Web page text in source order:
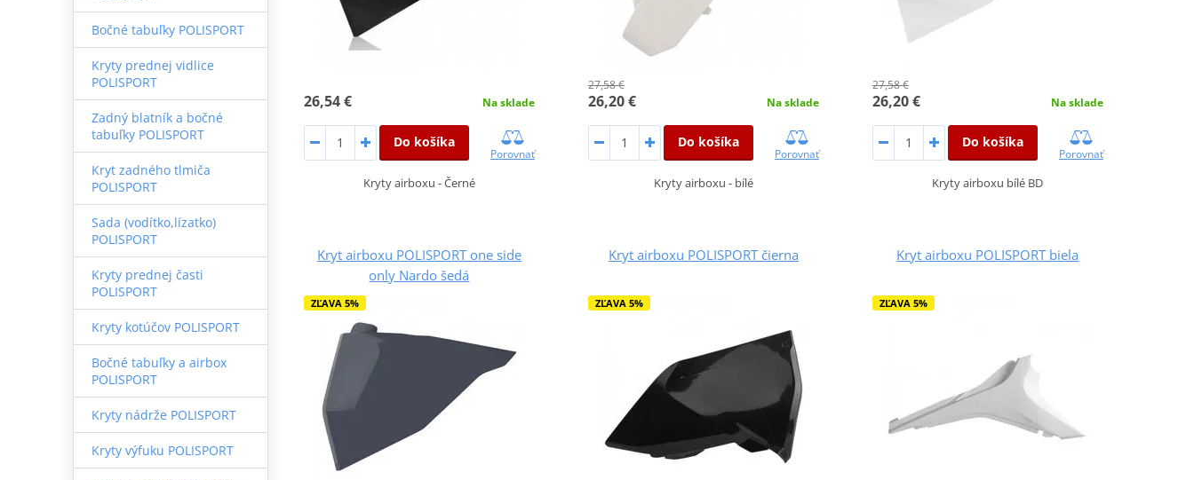
Bočné tabuľky POLISPORT
Kryty prednej vidlice
POLISPORT
Zadný blatník a bočné
tabuľky POLISPORT
Kryt zadného tlmiča
POLISPORT
Sada (vodítko,lízatko)
POLISPORT
Kryty prednej časti
POLISPORT
Kryty kotúčov POLISPORT
Bočné tabuľky a airbox
POLISPORT
Kryty nádrže POLISPORT
Kryty výfuku POLISPORT
26,54 € Na sklade
Do košíka
Porovnať
Kryty airboxu - Černé
27,58 €
26,20 € Na sklade
Do košíka
Porovnať
Kryty airboxu - bílé
27,58 €
26,20 € Na sklade
Do košíka
Porovnať
Kryty airboxu bílé BD
Kryt airboxu POLISPORT one side
only Nardo šedá
ZĽAVA 5%
Kryt airboxu POLISPORT čierna
ZĽAVA 5%
Kryt airboxu POLISPORT biela
ZĽAVA 5%